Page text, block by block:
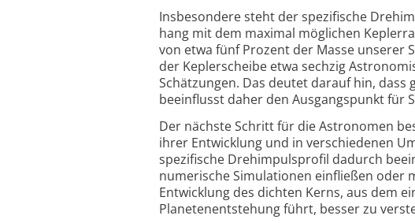
Insbesondere steht der spezifische
hang mit dem maximal möglichen
von etwa fünf Prozent der Masse unserer
der Kepler­scheibe etwa sechzig
Schätzungen. Das deutet darauf hin,
beeinflusst daher den Ausgangs­punkt für
Der nächste Schritt für die Astronomen
ihrer Entwicklung und in verschiedenen
spezifische Drehimpuls­profil dadurch
numerische Simulationen einfließen oder
Entwicklung des dichten Kerns, aus dem
Planeten­entstehung führt, besser zu